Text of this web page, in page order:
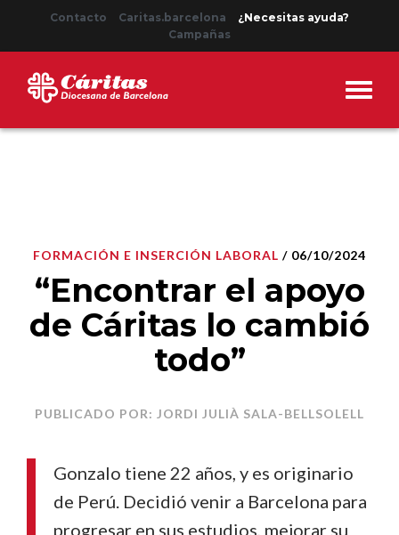
Contacto Caritas.barcelona
¿Necesitas ayuda?
Campañas
FORMACIÓN E INSERCIÓN LABORAL / 06/10/2024
“Encontrar el apoyo
de Cáritas lo cambió
todo”
PUBLICADO POR: JORDI JULIÀ SALA-BELLSOLELL
Gonzalo tiene 22 años, y es originario
de Perú. Decidió venir a Barcelona para
progresar en sus estudios, mejorar su